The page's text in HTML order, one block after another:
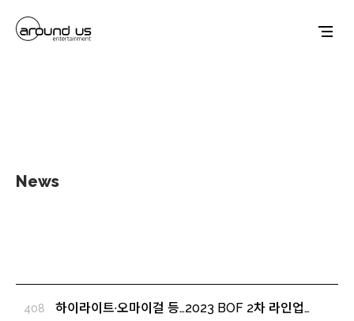
News
408
하이라이트·오마이걸 등…2023 BOF 2차 라인업